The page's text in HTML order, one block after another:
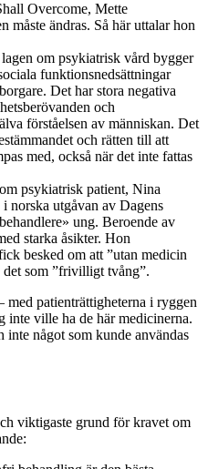
Overcome, Mette
måste ändras. Så här uttalar hon
om psykiatrisk vård bygger
funktionsnedsättningar
Det har stora negativa
och
förståelsen av människan. Det
och rätten till att
med, också när det inte fattas
psykiatrisk patient, Nina
norska utgåvan av Dagens
ung. Beroende av
starka åsikter. Hon
besked om att ”utan medicin
som ”frivilligt tvång”.
med patienträttigheterna i ryggen
inte ville ha de här medicinerna.
inte något som kunde användas
viktigaste grund för kravet om